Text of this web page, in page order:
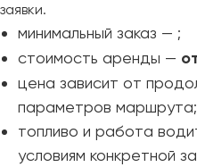
заявки.
минимальный заказ — ;
стоимость аренды —
цена зависит от
параметров маршрута;
топливо и работа
условиям конкретной